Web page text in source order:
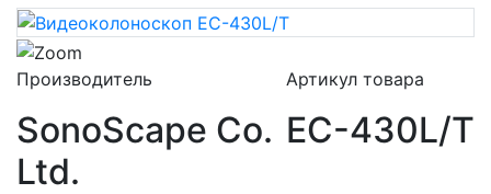
Производитель
SonoScape Co.
Ltd.
Артикул товара
EС-430L/T